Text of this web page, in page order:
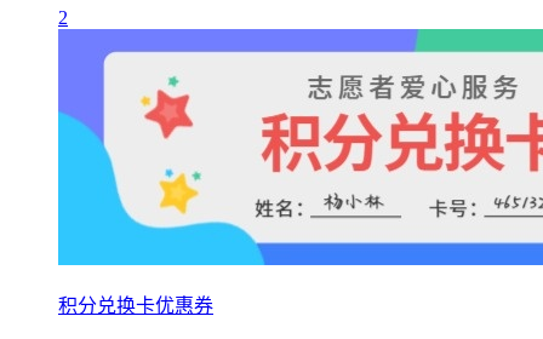
2
积分兑换卡优惠券